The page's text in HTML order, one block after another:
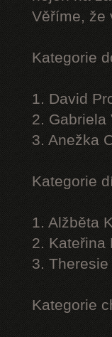
Věříme, že
Kategorie
1. David
2. Gabriela
3. Anežka
Kategorie
1. Alžběta
2. Kateřina
3.
Kategorie